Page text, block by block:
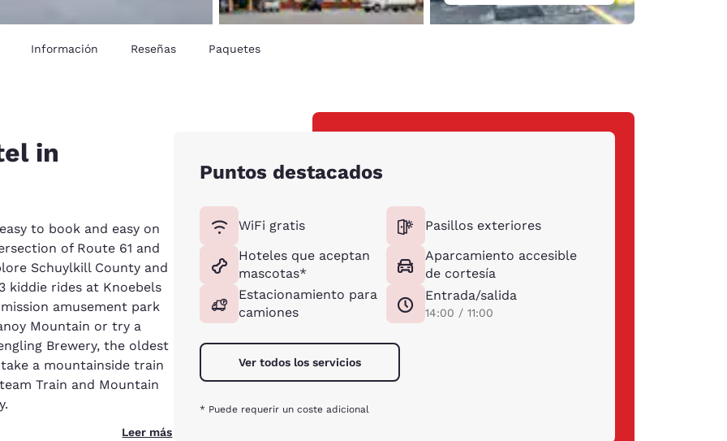
Información Reseñas Paquetes
in
to book and easy on
of Route 61 and
Schuylkill County and
kiddie rides at Knoebels
amusement park
Mountain or try a
Brewery, the oldest
a mountainside train
Train and Mountain
Leer más
Puntos destacados
WiFi gratis
Hoteles que aceptan
mascotas*
Estacionamiento para
camiones
Pasillos exteriores
Aparcamiento accesible
de cortesía
Entrada/salida
14:00 / 11:00
Ver todos los servicios
* Puede requerir un coste adicional